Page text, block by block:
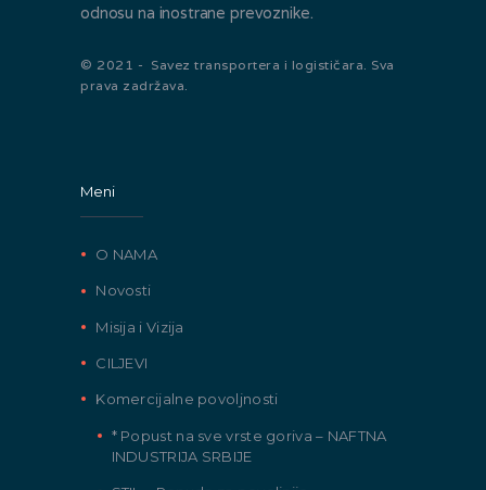
odnosu na inostrane prevoznike.
© 2021 - Savez transportera i logističara. Sva
prava zadržava.
Meni
O NAMA
Novosti
Misija i Vizija
CILJEVI
Komercijalne povoljnosti
* Popust na sve vrste goriva – NAFTNA
INDUSTRIJA SRBIJE